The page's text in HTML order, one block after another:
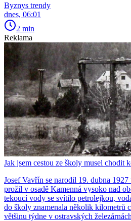
Byznys trendy
dnes, 06:01
2 min
Reklama
Jak jsem cestou ze školy musel chodit
Josef Vavřín se narodil 19. dubna
prožil v osadě Kamenná vysoko nad
tekoucí vody se svítilo petrolejkou,
do školy znamenala několik kilometrů
většinu týdne v ostravských